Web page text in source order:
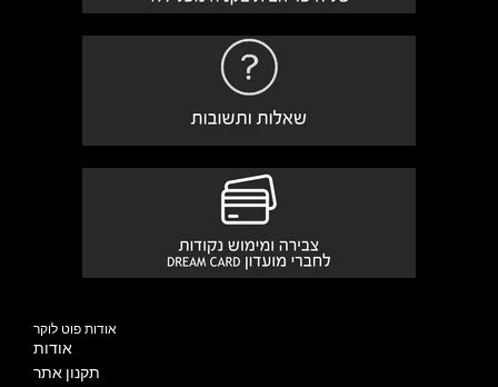
אודות פוט לוקר
אודות
תקנון אתר